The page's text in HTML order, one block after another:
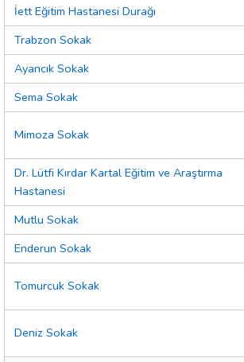
İett Eğitim Hastanesi Durağı
Trabzon Sokak
Ayancık Sokak
Sema Sokak
Mimoza Sokak
Dr. Lütfi Kırdar Kartal Eğitim ve Araştırma
Hastanesi
Mutlu Sokak
Enderun Sokak
Tomurcuk Sokak
Deniz Sokak